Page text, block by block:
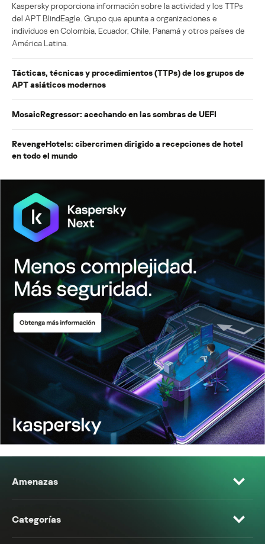
Kaspersky proporciona información sobre la actividad y los TTPs
del APT BlindEagle. Grupo que apunta a organizaciones e
individuos en Colombia, Ecuador, Chile, Panamá y otros países de
América Latina.
Tácticas, técnicas y procedimientos (TTPs) de los grupos de
APT asiáticos modernos
MosaicRegressor: acechando en las sombras de UEFI
RevengeHotels: cibercrimen dirigido a recepciones de hotel
en todo el mundo
Amenazas
Categorías